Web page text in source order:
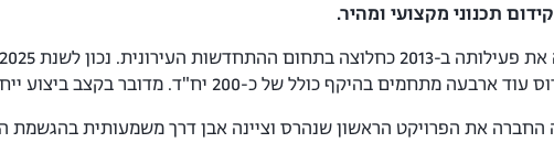
תכנוני מקצועי ומהיר.
כולל של כ-200 יח"ד. מדובר בקצב ביצוע ייחודי שמאפיין את יכולת החברה להוציא את הפרויקטים לפועל.
אכלסה החברה את הפרויקט הראשון שנהרס וציינה אבן דרך משמעותית